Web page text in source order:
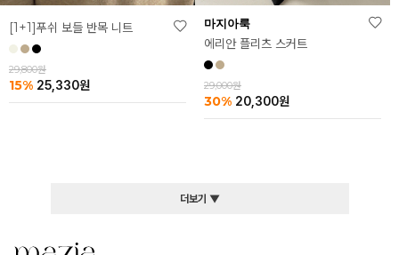
[1+1]푸쉬 보들 반목 니트
29,800원
15% 25,330원
마지아룩
에리안 플리츠 스커트
29,000원
30% 20,300원
더보기 ▼